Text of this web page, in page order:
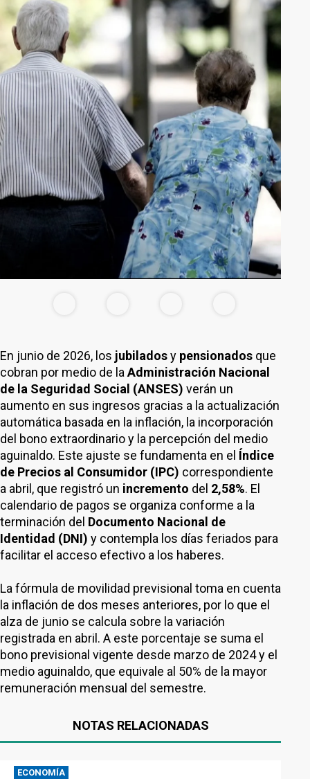
En junio de 2026, los jubiladosy pensionados que
cobran por medio de la Administración Nacional
de la Seguridad Social (ANSES) verán un
aumento en sus ingresos gracias a la actualización
automática basada en la inflación, la incorporación
del bono extraordinario y la percepción del medio
aguinaldo. Este ajuste se fundamenta en el Índice
de Precios al Consumidor (IPC) correspondiente
a abril, que registró un incremento del 2,58%. El
calendario de pagos se organiza conforme a la
terminación del Documento Nacional de
Identidad (DNI) y contempla los días feriados para
facilitar el acceso efectivo a los haberes.
La fórmula de movilidad previsional toma en cuenta
la inflación de dos meses anteriores, por lo que el
alza de junio se calcula sobre la variación
registrada en abril. A este porcentaje se suma el
bono previsional vigente desde marzo de 2024 y el
medio aguinaldo, que equivale al 50% de la mayor
remuneración mensual del semestre.
NOTAS RELACIONADAS
ECONOMÍA